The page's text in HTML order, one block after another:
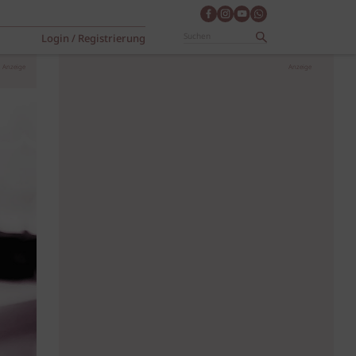
Login / Registrierung
Anzeige Anzeige